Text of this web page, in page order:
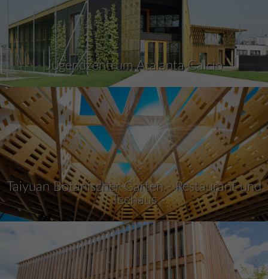
Jugendzentrum Atalanta Calcio
Taiyuan Botanischer Garten - Restaurant und
Teehaus